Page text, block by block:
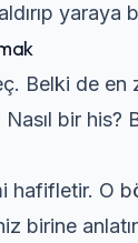
yaraya
Belki de en
Nasıl bir his?
hafifletir. O
birine